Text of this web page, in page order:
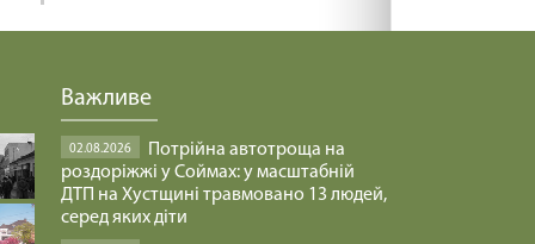
ВІДНОВИТИСЬ /1482/ Майтеся файно
МНОЖИТИ ВОГОНЬ БЛАГОСЛОВІННЯ /1481/
Майтеся файно
29.01.2025
Важливе
02.08.2026
Потрійна автотроща на
роздоріжжі у Соймах: у масштабній
ДТП на Хустщині травмовано 13 людей,
серед яких діти